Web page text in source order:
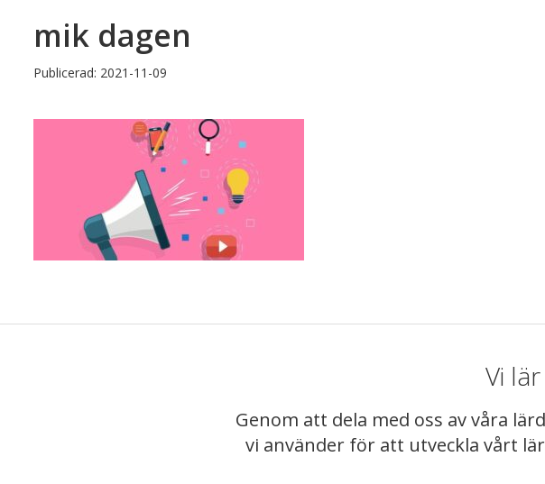
mik dagen
Publicerad: 2021-11-09
Vi
Genom att dela med oss av våra
vi använder för att utveckla vårt